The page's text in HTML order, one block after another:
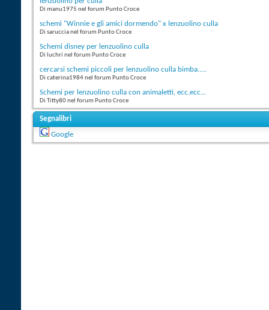
Di manu1975 nel forum Punto Croce
schemi "Winnie e gli amici dormendo" x lenzuolino culla
Di saruccia nel forum Punto Croce
Schemi disney per lenzuolino culla
Di luchri nel forum Punto Croce
cercarsi schemi piccoli per lenzuolino culla bimba.....
Di caterina1984 nel forum Punto Croce
Schemi per lenzuolino culla con animaletti, ecc,ecc...
Di Titty80 nel forum Punto Croce
Segnalibri
Google